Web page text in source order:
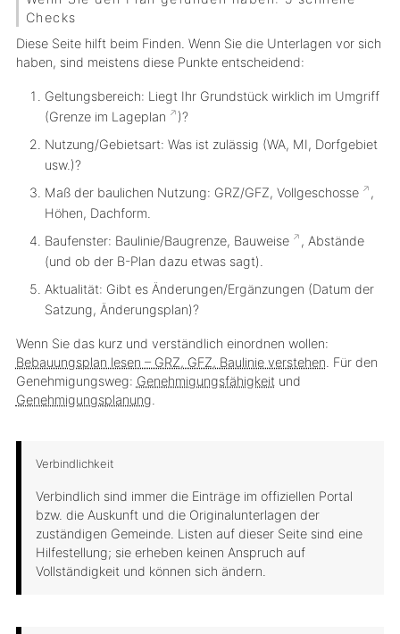
Checks
Diese Seite hilft beim Finden . Wenn Sie die Unterlagen vor sich
haben, sind meistens diese Punkte entscheidend:
Geltungsbereich: Liegt Ihr Grundstück wirklich im Umgriff
(Grenze im Lageplan
)?
Nutzung/Gebietsart: Was ist zulässig (WA, MI, Dorfgebiet
usw.)?
Maß der baulichen Nutzung: GRZ/GFZ, Vollgeschosse
,
Höhen, Dachform.
Baufenster: Baulinie/Baugrenze, Bauweise
, Abstände
(und ob der B-Plan dazu etwas sagt).
Aktualität: Gibt es Änderungen/Ergänzungen (Datum der
Satzung, Änderungsplan)?
Wenn Sie das kurz und verständlich einordnen wollen:
Bebauungsplan lesen – GRZ, GFZ, Baulinie verstehen . Für den
Genehmigungsweg: Genehmigungsfähigkeit und
Genehmigungsplanung
Verbindlichkeit
Verbindlich sind immer die Einträge im offiziellen Portal
bzw. die Auskunft und die Originalunterlagen der
zuständigen Gemeinde. Listen auf dieser Seite sind eine
Hilfestellung; sie erheben keinen Anspruch auf
Vollständigkeit und können sich ändern.